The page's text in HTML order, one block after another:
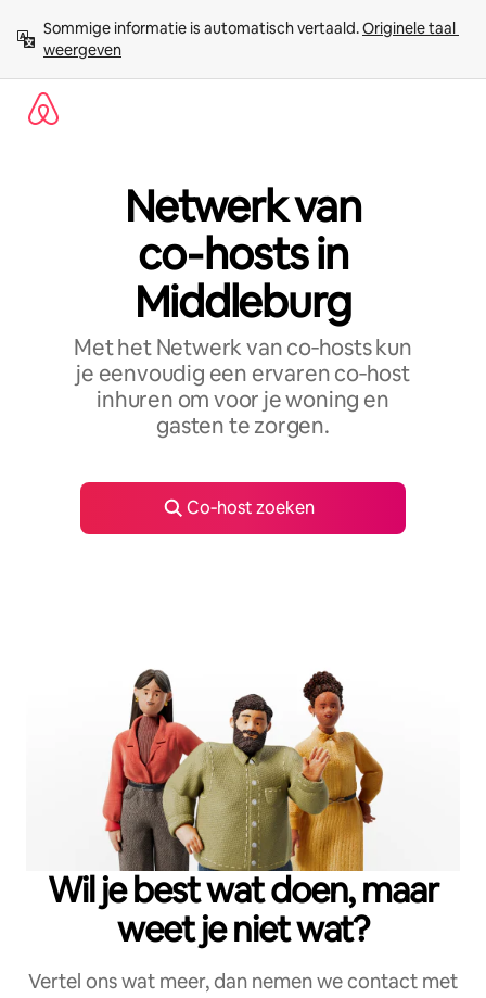
direct
naar
inhoud
Sommige informatie is automatisch vertaald. Originele taal
weergeven
Netwerk van
co‑hosts in
Middleburg
Met het Netwerk van co‑hosts kun
je eenvoudig een ervaren co‑host
inhuren om voor je woning en
gasten te zorgen.
Co‑host zoeken
Wil je best wat doen, maar
weet je niet wat?
Vertel ons wat meer, dan nemen we contact met